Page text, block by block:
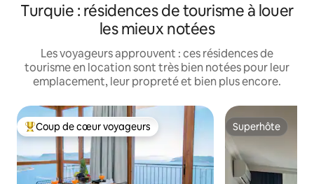
Turquie : résidences de tourisme à louer
les mieux notées
Les voyageurs approuvent : ces résidences de
tourisme en location sont très bien notées pour leur
emplacement, leur propreté et bien plus encore.
Coups de cœur voyageurs les plus appréciés
Coup de cœur voyageurs Superhôte
Superhôte